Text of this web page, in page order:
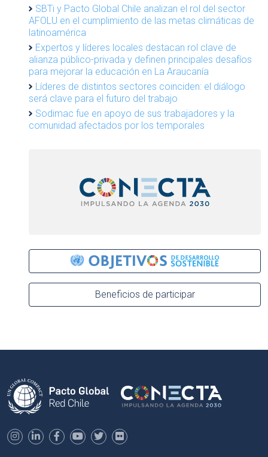
SBTi y Pacto Global Chile analizan el rol del sector
AFOLU en el cumplimiento de las metas climáticas de
latinoamérica
Expertos y líderes locales destacan rol clave de
alianza público-privada y definen principales desafíos
para mejorar la educación en La Araucanía
Líderes de distintos sectores coinciden: el diálogo
será clave para el futuro del trabajo
Sodimac fue en apoyo de sus trabajadores y la
comunidad afectados por los temporales
Beneficios de participar